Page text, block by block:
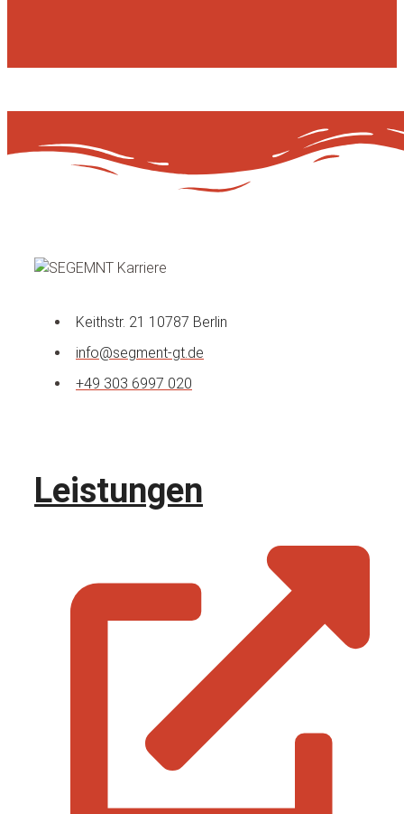
Keithstr. 21 10787 Berlin
info@segment-gt.de
+49 303 6997 020
Leistungen